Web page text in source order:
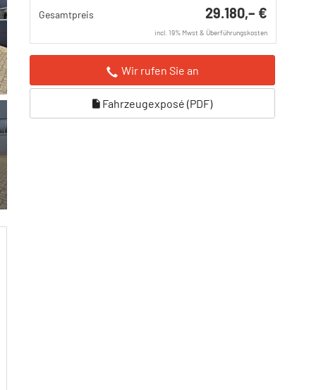
Gesamtpreis 29.180,– €
incl. 19% Mwst & Überführungskosten
Wir rufen Sie an
Fahrzeugexposé (PDF)